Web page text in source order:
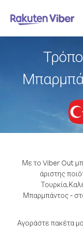
Με το Viber Out
άριστης
Τουρκία.
Μπαρμπάντος -
Αγοράστε πακέτα